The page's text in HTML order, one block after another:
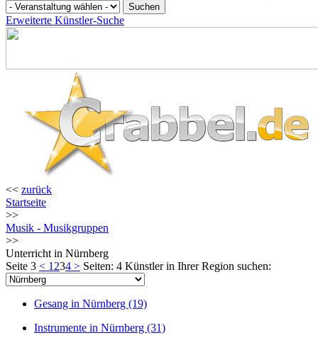
Erweiterte Künstler-Suche
<< zurück
Startseite
>>
Musik - Musikgruppen
>>
Unterricht in Nürnberg
Seite 3 < 1 234 > Seiten: 4 Künstler in Ihrer Region suchen:
Gesang in Nürnberg (19)
Instrumente in Nürnberg (31)